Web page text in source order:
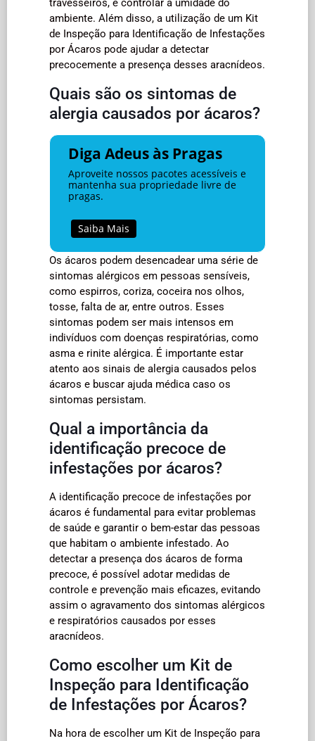
travesseiros, e controlar a umidade do
ambiente. Além disso, a utilização de um Kit
de Inspeção para Identificação de Infestações
por Ácaros pode ajudar a detectar
precocemente a presença desses aracnídeos.
Quais são os sintomas de
alergia causados por ácaros?
Diga Adeus às Pragas
Aproveite nossos pacotes acessíveis e
mantenha sua propriedade livre de
pragas.
Saiba Mais
Os ácaros podem desencadear uma série de
sintomas alérgicos em pessoas sensíveis,
como espirros, coriza, coceira nos olhos,
tosse, falta de ar, entre outros. Esses
sintomas podem ser mais intensos em
indivíduos com doenças respiratórias, como
asma e rinite alérgica. É importante estar
atento aos sinais de alergia causados pelos
ácaros e buscar ajuda médica caso os
sintomas persistam.
Qual a importância da
identificação precoce de
infestações por ácaros?
A identificação precoce de infestações por
ácaros é fundamental para evitar problemas
de saúde e garantir o bem-estar das pessoas
que habitam o ambiente infestado. Ao
detectar a presença dos ácaros de forma
precoce, é possível adotar medidas de
controle e prevenção mais eficazes, evitando
assim o agravamento dos sintomas alérgicos
e respiratórios causados por esses
aracnídeos.
Como escolher um Kit de
Inspeção para Identificação
de Infestações por Ácaros?
Na hora de escolher um Kit de Inspeção para